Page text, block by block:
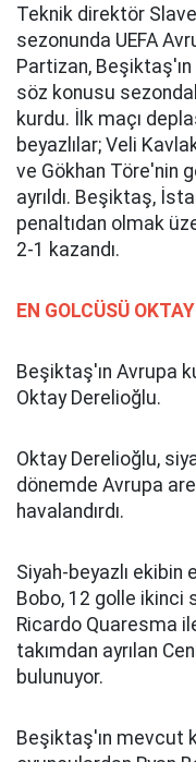
Teknik direktör
sezonunda UEFA
Partizan,
söz konusu
kurdu. İlk maçı
beyazlılar; Veli
ve Gökhan Töre'nin
ayrıldı. Beşiktaş,
penaltıdan olmak
2-1 kazandı.
EN GOLCÜSÜ
Beşiktaş'ın Avrupa
Oktay Derelioğlu.
Oktay Derelioğlu,
dönemde Avrupa
havalandırdı.
Siyah-beyazlı ekibin
Bobo, 12 golle ikinci
Ricardo Quaresma
takımdan ayrılan
bulunuyor.
Beşiktaş'ın mevcut